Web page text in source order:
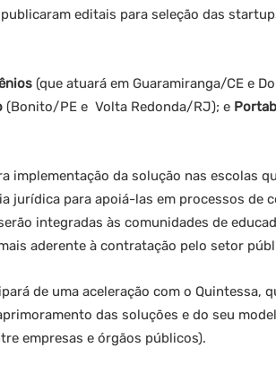
editais para seleção das
(que atuará em Guaramiranga/CE e
(Bonito/PE e Volta Redonda/RJ); e
implementação da solução nas escolas
jurídica para apoiá-las em processos de
integradas às comunidades de
aderente à contratação pelo setor
de uma aceleração com o Quintessa,
das soluções e do seu
empresas e órgãos públicos).